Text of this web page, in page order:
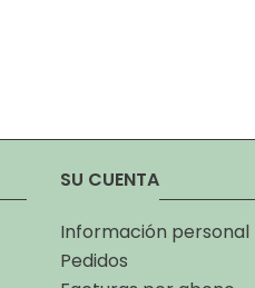
SU CUENTA
Información personal
Pedidos